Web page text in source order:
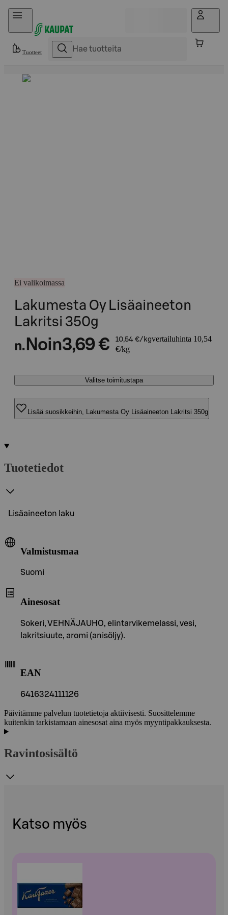
Hyppää sisältöön
Tuotteet
Ei valikoimassa
Lakumesta Oy Lisäaineeton
Lakritsi 350g
n. Noin3,69 € 10,54 €/kgvertailuhinta 10,54
€/kg
Valitse toimitustapa
Lisää suosikkeihin, Lakumesta Oy Lisäaineeton Lakritsi 350g
Tuotetiedot
Lisäaineeton laku
Valmistusmaa
Suomi
Ainesosat
Sokeri, VEHNÄJAUHO, elintarvikemelassi, vesi,
lakritsiuute, aromi (anisöljy).
EAN
6416324111126
Päivitämme palvelun tuotetietoja aktiivisesti. Suosittelemme
kuitenkin tarkistamaan ainesosat aina myös myyntipakkauksesta.
Ravintosisältö
Katso myös